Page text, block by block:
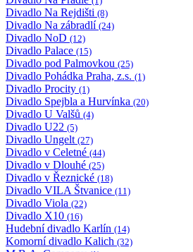
Divadlo Na Rejdišti (8)
Divadlo Na zábradlí (24)
Divadlo NoD (12)
Divadlo Palace (15)
Divadlo pod Palmovkou (25)
Divadlo Pohádka Praha, z.s. (1)
Divadlo Procity (1)
Divadlo Spejbla a Hurvínka (20)
Divadlo U Valšů (4)
Divadlo U22 (5)
Divadlo Ungelt (27)
Divadlo v Celetné (44)
Divadlo v Dlouhé (25)
Divadlo v Řeznické (18)
Divadlo VILA Štvanice (11)
Divadlo Viola (22)
Divadlo X10 (16)
Hudební divadlo Karlín (14)
Komorní divadlo Kalich (32)